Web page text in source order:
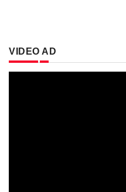
VIDEO AD